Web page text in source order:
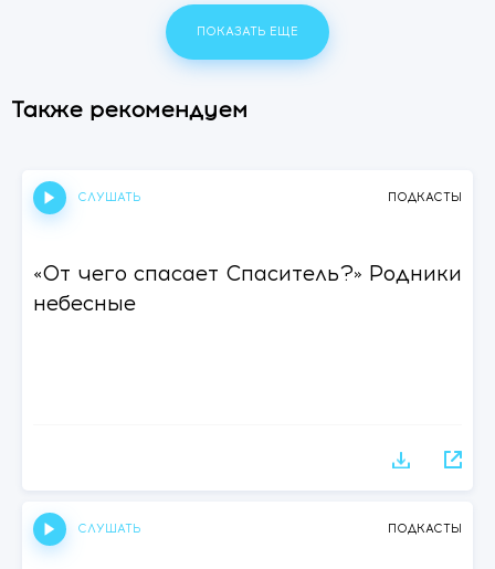
ПОКАЗАТЬ ЕЩЕ
Также рекомендуем
СЛУШАТЬ ПОДКАСТЫ
«От чего спасает Спаситель?» Родники
небесные
СЛУШАТЬ ПОДКАСТЫ